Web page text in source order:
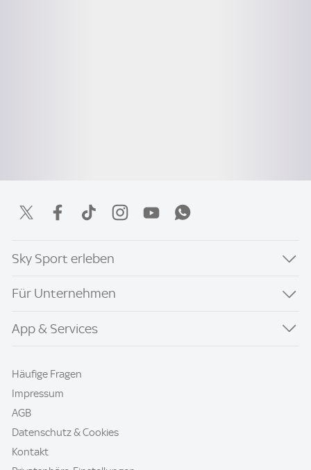
Sky Sport erleben
Für Unternehmen
App & Services
Häufige Fragen
Impressum
AGB
Datenschutz & Cookies
Kontakt